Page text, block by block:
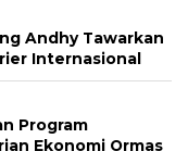
Andhy Tawarkan
Internasional
Program
Ekonomi Ormas